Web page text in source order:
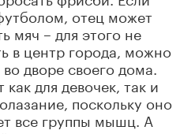
отец может
мяч – для этого не
в центр города, можно
дворе своего дома.
для девочек, так и
поскольку оно
все группы мышц. А